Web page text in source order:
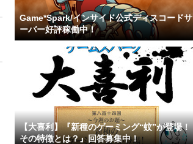
Game*Spark/インサイド公式ディスコードサ
ーバー好評稼働中！
【大喜利】『新種のゲーミング“蚊”が登場！
その特徴とは？』回答募集中！